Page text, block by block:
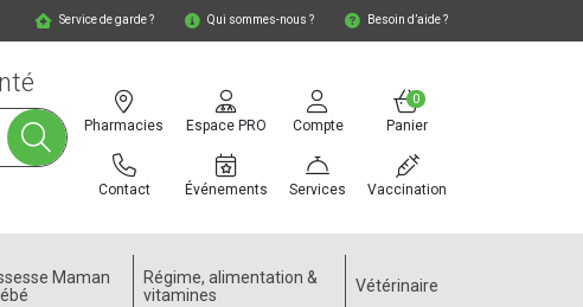
Service de garde ? Qui sommes-nous ? Besoin d’aide ?
Pharmacies
Contact
Espace PRO
Événements
Compte
Services
Panier
0
Vaccination
Maman
Régime, alimentation &
vitamines
Vétérinaire